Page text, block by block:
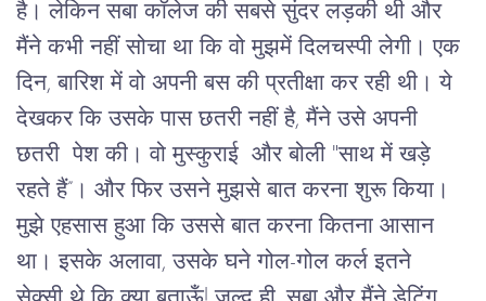
है। लेकिन सबा कॉलेज की सबसे सुंदर लड़की थी और
मैंने कभी नहीं सोचा था कि वो मुझमें दिलचस्पी लेगी। एक
दिन, बारिश में वो अपनी बस की प्रतीक्षा कर रही थी। ये
देखकर कि उसके पास छतरी नहीं है, मैंने उसे अपनी
छतरी पेश की। वो मुस्कुराई और बोली "साथ में खड़े
रहते हैं”। और फिर उसने मुझसे बात करना शुरू किया।
मुझे एहसास हुआ कि उससे बात करना कितना आसान
था। इसके अलावा, उसके घने गोल-गोल कर्ल इतने